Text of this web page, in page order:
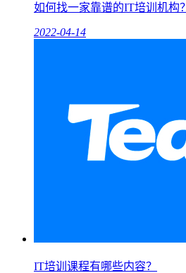
如何找一家靠谱的IT培训机构？
2022-04-14
IT培训课程有哪些内容？